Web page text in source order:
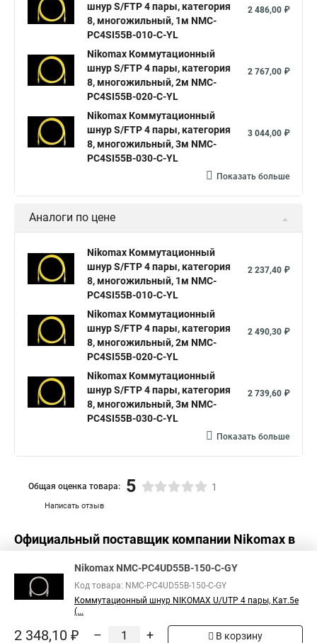
шнур S/FTP 4 пары, категория
8, многожильный, 1м NMC-
PC4SI55B-010-C-YL
2 486,00 ₽
Nikomax Коммутационный
шнур S/FTP 4 пары, категория
8, многожильный, 2м NMC-
PC4SI55B-020-C-YL
2 767,00 ₽
Nikomax Коммутационный
шнур S/FTP 4 пары, категория
8, многожильный, 3м NMC-
PC4SI55B-030-C-YL
3 044,00 ₽
Показать больше
Аналоги по цене
Nikomax Коммутационный
шнур S/FTP 4 пары, категория
8, многожильный, 1м NMC-
PC4SI55B-010-C-YL
2 237,40 ₽
Nikomax Коммутационный
шнур S/FTP 4 пары, категория
8, многожильный, 2м NMC-
PC4SI55B-020-C-YL
2 490,30 ₽
Nikomax Коммутационный
шнур S/FTP 4 пары, категория
8, многожильный, 3м NMC-
PC4SI55B-030-C-YL
2 739,60 ₽
Показать больше
Написать отзыв
Общая оценка товара: 5 1
Официальный поставщик компании Nikomax в
Nikomax NMC-PC4UD55B-150-C-GY
Код товара: NMC-PC4UD55B-150-C-GY
Коммутационный шнур NIKOMAX U/UTP 4 пары, Кат.5е
(...
2 348,10 ₽ – + В корзину